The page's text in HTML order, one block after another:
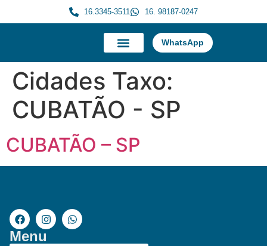
16.3345-3511 16. 98187-0247
WhatsApp
Cidades Taxo:
CUBATÃO - SP
CUBATÃO – SP
Menu